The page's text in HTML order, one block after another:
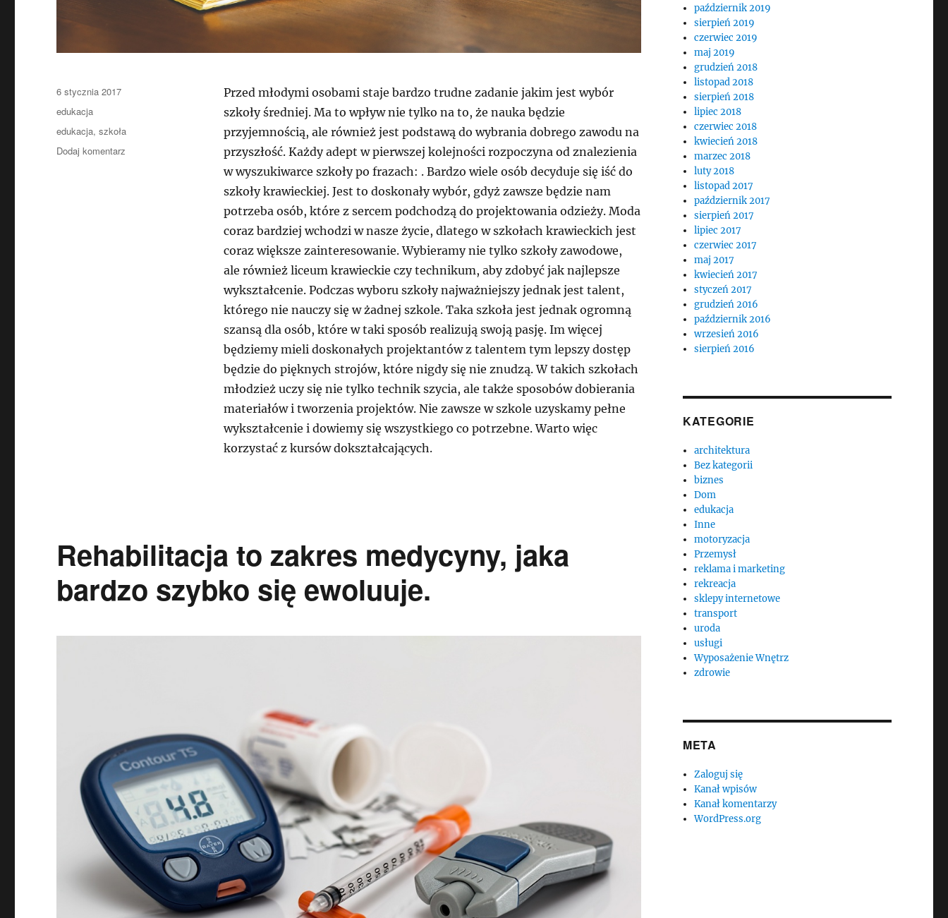
Przed młodymi osobami staje bardzo trudne zadanie jakim jest wybór
szkoły średniej. Ma to wpływ nie tylko na to, że nauka będzie
przyjemnością, ale również jest podstawą do wybrania dobrego zawodu na
przyszłość. Każdy adept w pierwszej kolejności rozpoczyna od znalezienia
w wyszukiwarce szkoły po frazach: . Bardzo wiele osób decyduje się iść do
szkoły krawieckiej. Jest to doskonały wybór, gdyż zawsze będzie nam
potrzeba osób, które z sercem podchodzą do projektowania odzieży. Moda
coraz bardziej wchodzi w nasze życie, dlatego w szkołach krawieckich jest
coraz większe zainteresowanie. Wybieramy nie tylko szkoły zawodowe,
ale również liceum krawieckie czy technikum, aby zdobyć jak najlepsze
wykształcenie. Podczas wyboru szkoły najważniejszy jednak jest talent,
którego nie nauczy się w żadnej szkole. Taka szkoła jest jednak ogromną
szansą dla osób, które w taki sposób realizują swoją pasję. Im więcej
będziemy mieli doskonałych projektantów z talentem tym lepszy dostęp
będzie do pięknych strojów, które nigdy się nie znudzą. W takich szkołach
młodzież uczy się nie tylko technik szycia, ale także sposobów dobierania
materiałów i tworzenia projektów. Nie zawsze w szkole uzyskamy pełne
wykształcenie i dowiemy się wszystkiego co potrzebne. Warto więc
korzystać z kursów dokształcających.
Data
publikacji
6 stycznia 2017
Kategorie
edukacja
Tagi
edukacja,szkoła
Dodaj komentarz
Rehabilitacja to zakres medycyny, jaka
bardzo szybko się ewoluuje.
październik 2019
sierpień 2019
czerwiec 2019
maj 2019
grudzień 2018
listopad 2018
sierpień 2018
lipiec 2018
czerwiec 2018
kwiecień 2018
marzec 2018
luty 2018
listopad 2017
październik 2017
sierpień 2017
lipiec 2017
czerwiec 2017
maj 2017
kwiecień 2017
styczeń 2017
grudzień 2016
październik 2016
wrzesień 2016
sierpień 2016
KATEGORIE
architektura
Bez kategorii
biznes
Dom
edukacja
Inne
motoryzacja
Przemysł
reklama i marketing
rekreacja
sklepy internetowe
transport
uroda
usługi
Wyposażenie Wnętrz
zdrowie
META
Zaloguj się
Kanał wpisów
Kanał komentarzy
WordPress.org